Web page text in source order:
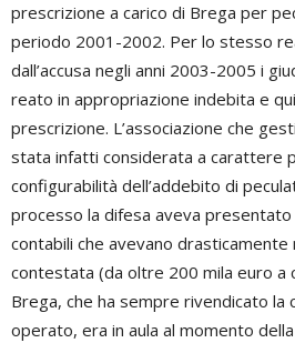
prescrizione a carico di Brega per
periodo 2001-2002. Per lo stesso
dall’accusa negli anni 2003-2005 i
reato in appropriazione indebita e
prescrizione. L’associazione che
stata infatti considerata a carattere
configurabilità dell’addebito di
processo la difesa aveva
contabili che avevano
contestata (da oltre 200 mila euro a
Brega, che ha sempre rivendicato
operato, era in aula al momento